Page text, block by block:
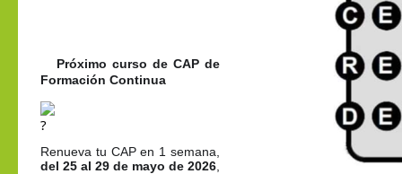
✅
Próximo curso de CAP de
Formación Continua
del 25 al 29 de mayo de 2026